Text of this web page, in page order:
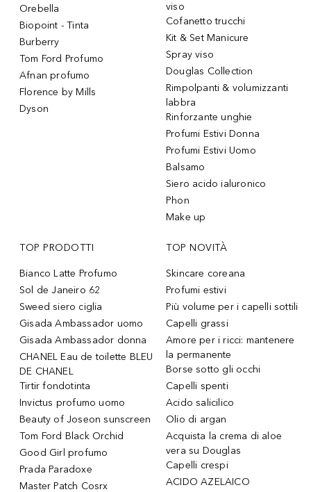
Orebella
Biopoint - Tinta
Burberry
Tom Ford Profumo
Afnan profumo
Florence by Mills
Dyson
viso
Cofanetto trucchi
Kit & Set Manicure
Spray viso
Douglas Collection
Rimpolpanti & volumizzanti
labbra
Rinforzante unghie
Profumi Estivi Donna
Profumi Estivi Uomo
Balsamo
Siero acido ialuronico
Phon
Make up
TOP PRODOTTI
Bianco Latte Profumo
Sol de Janeiro 62
Sweed siero ciglia
Gisada Ambassador uomo
Gisada Ambassador donna
CHANEL Eau de toilette BLEU
DE CHANEL
Tirtir fondotinta
Invictus profumo uomo
Beauty of Joseon sunscreen
Tom Ford Black Orchid
Good Girl profumo
Prada Paradoxe
Master Patch Cosrx
TOP NOVITÀ
Skincare coreana
Profumi estivi
Più volume per i capelli sottili
Capelli grassi
Amore per i ricci: mantenere
la permanente
Borse sotto gli occhi
Capelli spenti
Acido salicilico
Olio di argan
Acquista la crema di aloe
vera su Douglas
Capelli crespi
ACIDO AZELAICO